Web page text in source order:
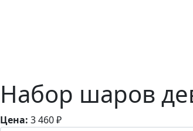
Набор шаров
Цена: 3 460₽